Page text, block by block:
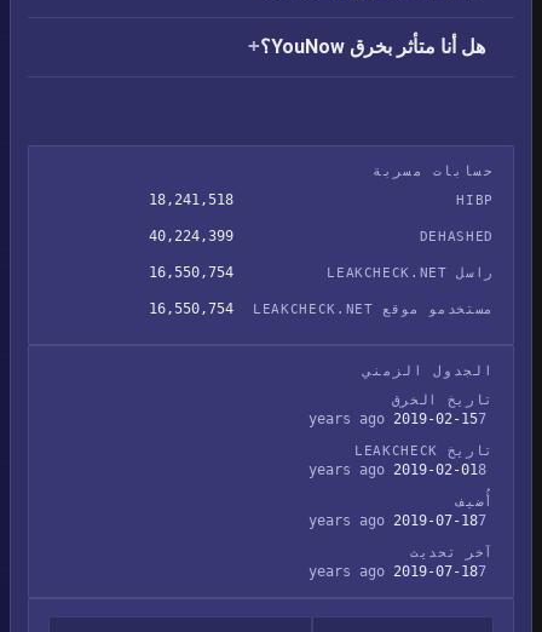
هل أنا متأثر بخرق YouNow؟
حسابات مسربة
HIBP
18,241,518
DEHASHED
40,224,399
راسل LEAKCHECK.NET 16,550,754
مستخدمو موقع LEAKCHECK.NET 16,550,754
الجدول الزمني
تاريخ الخرق
2019-02-15
تاريخ LEAKCHECK
2019-02-01
أُضيف
2019-07-18
آخر تحديث
2019-07-18